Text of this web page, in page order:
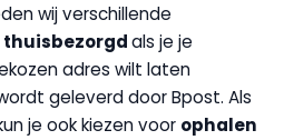
wij verschillende
thuisbezorgdals je je
adres wilt laten
geleverd door Bpost. Als
je ook kiezen voor ophalen